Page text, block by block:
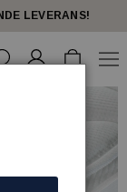
LEVERANS!